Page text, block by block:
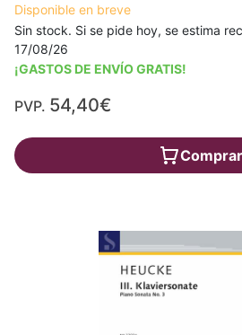
Disponible en breve
Sin stock. Si se pide hoy, se estima
17/08/26
¡GASTOS DE ENVÍO GRATIS!
PVP. 54,40€
Comprar